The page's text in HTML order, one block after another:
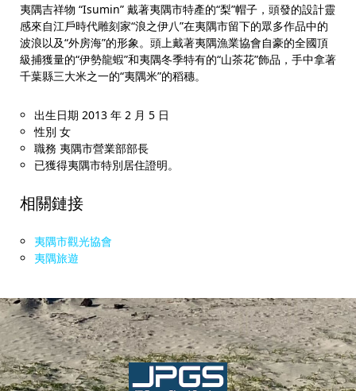
夷隅吉祥物 “Isumin” 戴著夷隅市特產的“梨”帽子，頭發的設計靈
感來自江戶時代雕刻家“浪之伊八”在夷隅市留下的眾多作品中的
波浪以及“外房海”的形象。頭上戴著夷隅漁業協會自豪的全國頂
級捕獲量的“伊勢龍蝦”和夷隅冬季特有的“山茶花”飾品，手中拿著
千葉縣三大米之一的“夷隅米”的稻穗。
出生日期 2013 年 2 月 5 日
性別 女
職務 夷隅市營業部部長
已獲得夷隅市特別居住證明。
相關鏈接
夷隅市觀光協會
夷隅旅遊